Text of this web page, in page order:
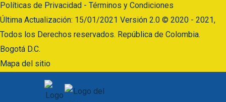
Políticas de Privacidad - Términos y Condiciones
Última Actualización: 15/01/2021 Versión 2.0 © 2020 - 2021,
Todos los Derechos reservados. República de Colombia.
Bogotá D.C.
Mapa del sitio